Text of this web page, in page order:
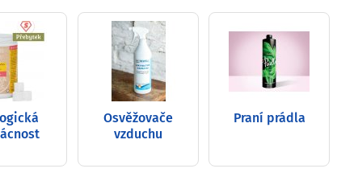
Osvěžovače
vzduchu
Praní prádla